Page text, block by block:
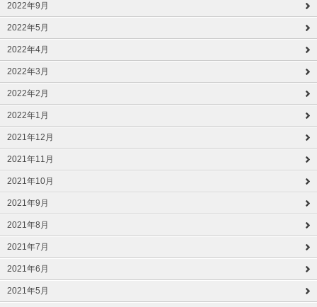
2022年9月
2022年5月
2022年4月
2022年3月
2022年2月
2022年1月
2021年12月
2021年11月
2021年10月
2021年9月
2021年8月
2021年7月
2021年6月
2021年5月